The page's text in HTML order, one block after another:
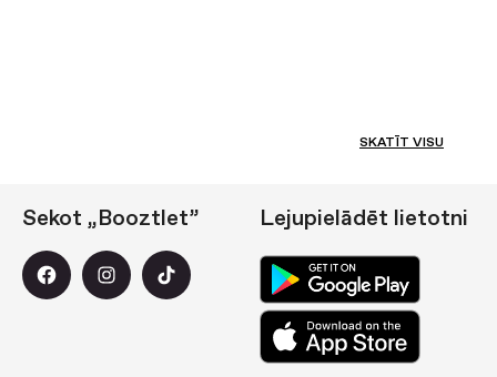
SKATĪT VISU
Sekot „Booztlet” Lejupielādēt lietotni